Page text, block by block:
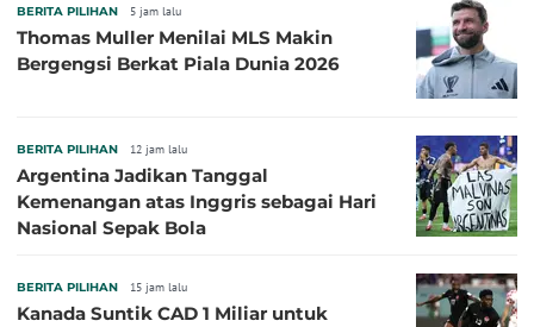
BERITA PILIHAN 5 jam lalu
Thomas Muller Menilai MLS Makin
Bergengsi Berkat Piala Dunia 2026
BERITA PILIHAN 12 jam lalu
Argentina Jadikan Tanggal
Kemenangan atas Inggris sebagai Hari
Nasional Sepak Bola
BERITA PILIHAN 15 jam lalu
Kanada Suntik CAD 1 Miliar untuk